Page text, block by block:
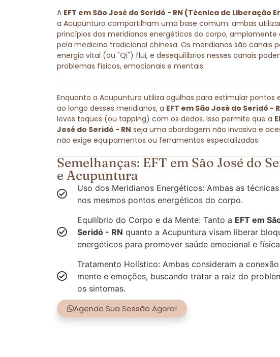
A EFT em São José do Seridó - RN (Técnica de Liberação
a Acupuntura compartilham uma base comum: ambas
princípios dos meridianos energéticos do corpo, amplamente
pela medicina tradicional chinesa. Os meridianos são canais
energia vital (ou "Qi") flui, e desequilíbrios nesses canais
problemas físicos, emocionais e mentais.
Enquanto a Acupuntura utiliza agulhas para estimular pontos
ao longo desses meridianos, a EFT em São José do Seridó -
leves toques (ou tapping) com os dedos. Isso permite que a
José do Seridó - RN seja uma abordagem não invasiva e
não exige equipamentos ou ferramentas especializadas.
Semelhanças: EFT em São José do
e Acupuntura
Uso dos Meridianos Energéticos: Ambas as
nos mesmos pontos energéticos do corpo.
Equilíbrio do Corpo e da Mente: Tanto a EFT em
Seridó - RN quanto a Acupuntura visam liberar
energéticos para promover saúde emocional e
Tratamento Holístico: Ambas consideram a
mente e emoções, buscando tratar a raiz do
os sintomas.
Agende Sua Sessão Agora!